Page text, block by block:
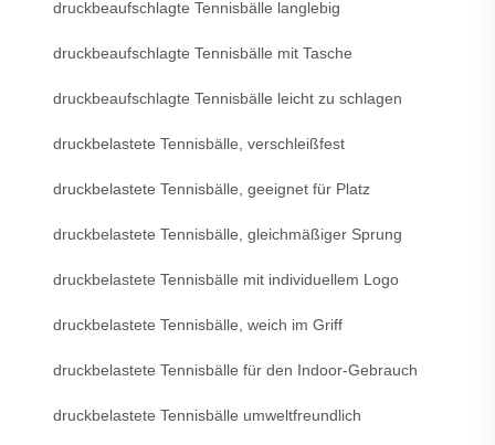
druckbeaufschlagte Tennisbälle langlebig
druckbeaufschlagte Tennisbälle mit Tasche
druckbeaufschlagte Tennisbälle leicht zu schlagen
druckbelastete Tennisbälle, verschleißfest
druckbelastete Tennisbälle, geeignet für Platz
druckbelastete Tennisbälle, gleichmäßiger Sprung
druckbelastete Tennisbälle mit individuellem Logo
druckbelastete Tennisbälle, weich im Griff
druckbelastete Tennisbälle für den Indoor-Gebrauch
druckbelastete Tennisbälle umweltfreundlich